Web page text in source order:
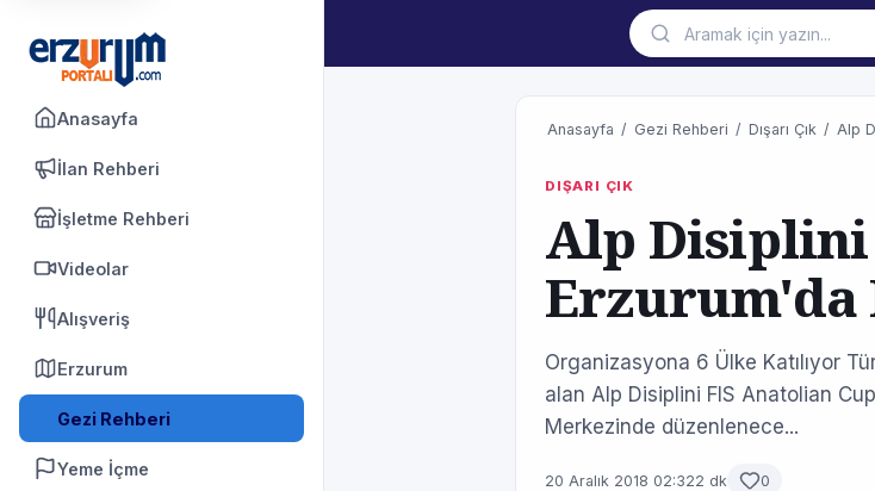
Anasayfa
İlan Rehberi
İşletme Rehberi
Videolar
Alışveriş
Erzurum
Gezi Rehberi
Yeme İçme
Anasayfa / Gezi Rehberi / Dışarı Çık / Alp
DIŞARI ÇIK
Alp Disiplini
Erzurum'da
Organizasyona 6 Ülke Katılıyor
alan Alp Disiplini FIS Anatolian
Merkezinde düzenlenece...
20 Aralık 2018 02:322 dk 0